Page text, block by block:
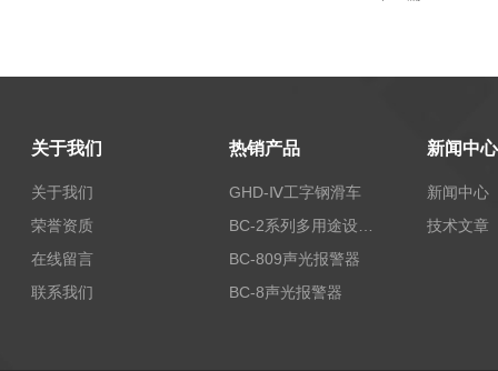
关于我们
关于我们
荣誉资质
在线留言
联系我们
热销产品
GHD-Ⅳ工字钢滑车
BC-809声光报警器
BC-8声光报警器
新闻中心
新闻中心
技术文章